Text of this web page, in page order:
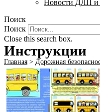
Новости ДЛП и
Поиск
Поиск
Close this search box.
Инструкции
Главная > Дорожная